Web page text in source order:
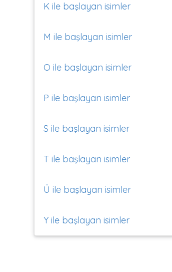
K ile başlayan isimler
M ile başlayan isimler
O ile başlayan isimler
P ile başlayan isimler
S ile başlayan isimler
T ile başlayan isimler
Ü ile başlayan isimler
Y ile başlayan isimler